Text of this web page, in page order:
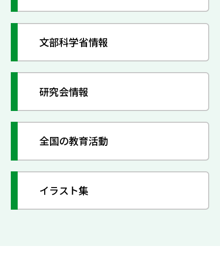
文部科学省情報
研究会情報
全国の教育活動
イラスト集